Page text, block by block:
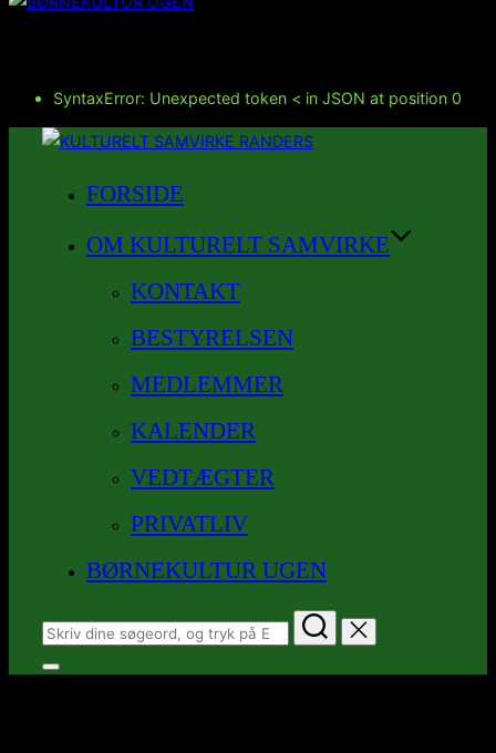
SyntaxError: Unexpected token < in JSON at position 0
Videre
FORSIDE
OM KULTURELT SAMVIRKE
KONTAKT
BESTYRELSEN
MEDLEMMER
KALENDER
VEDTÆGTER
PRIVATLIV
BØRNEKULTUR UGEN
Søg
efter:
Slå